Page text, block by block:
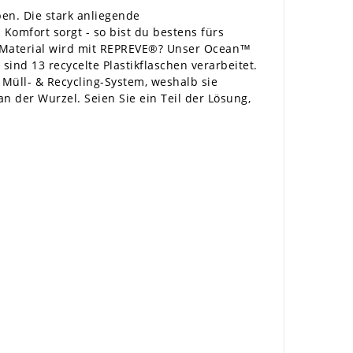
Die stark anliegende
sorgt - so bist du bestens fürs
wird mit REPREVE®? Unser Ocean™
13 recycelte Plastikflaschen verarbeitet.
& Recycling-System, weshalb sie
der Wurzel. Seien Sie ein Teil der Lösung,